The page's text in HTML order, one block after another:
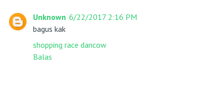
Unknown 6/22/2017 2:16 PM
bagus kak
shopping race dancow
Balas